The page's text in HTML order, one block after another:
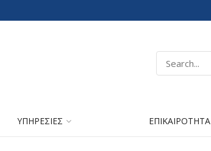
ΥΠΗΡΕΣΙΕΣ ΕΠΙΚΑΙΡΟΤΗΤΑ